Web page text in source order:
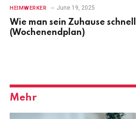
HEIMWERKER June 19, 2025
Wie man sein Zuhause
(Wochenendplan)
Mehr